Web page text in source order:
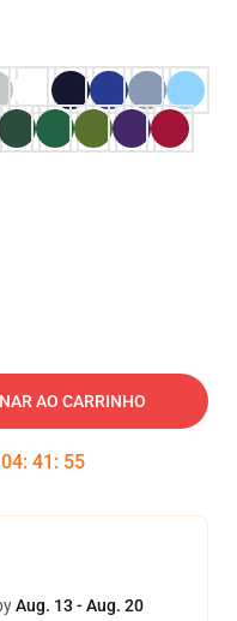
AO CARRINHO
04: 41 : 54
Aug. 13 - Aug. 20